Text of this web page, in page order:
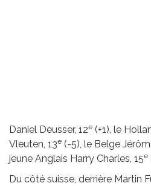
Daniel Deusser, 12e (+1), le
Vleuten, 13e (-5), le Belge
jeune Anglais Harry Charles, 15e
Du côté suisse, derrière Martin